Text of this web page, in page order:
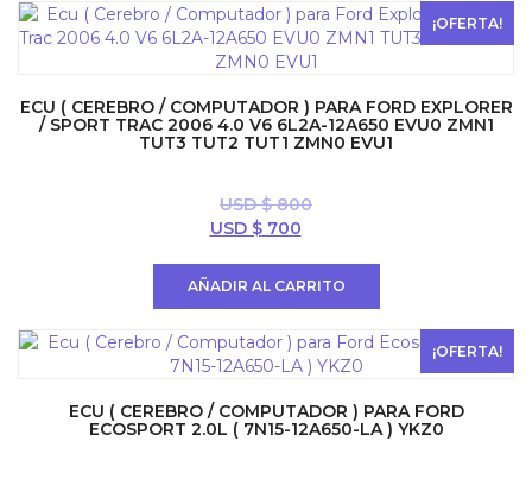
¡OFERTA!
ECU ( CEREBRO / COMPUTADOR ) PARA FORD EXPLORER
/ SPORT TRAC 2006 4.0 V6 6L2A-12A650 EVU0 ZMN1
TUT3 TUT2 TUT1 ZMN0 EVU1
USD $800
El
$ 800.
USD $700El
$ 700.
AÑADIR AL CARRITO
¡OFERTA!
ECU ( CEREBRO / COMPUTADOR ) PARA FORD
ECOSPORT 2.0L ( 7N15-12A650-LA ) YKZ0